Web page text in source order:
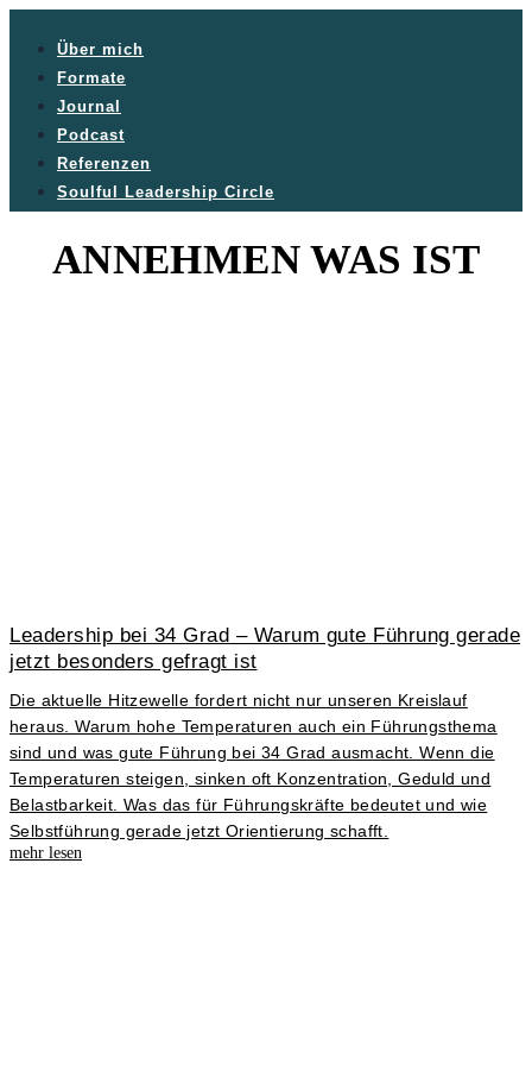
Über mich
Formate
Journal
Podcast
Referenzen
Soulful Leadership Circle
ANNEHMEN WAS IST
Leadership bei 34 Grad – Warum gute Führung gerade
jetzt besonders gefragt ist
Die aktuelle Hitzewelle fordert nicht nur unseren Kreislauf
heraus. Warum hohe Temperaturen auch ein Führungsthema
sind und was gute Führung bei 34 Grad ausmacht. Wenn die
Temperaturen steigen, sinken oft Konzentration, Geduld und
Belastbarkeit. Was das für Führungskräfte bedeutet und wie
Selbstführung gerade jetzt Orientierung schafft.
mehr lesen